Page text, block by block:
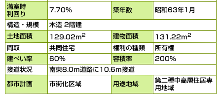
満室時
利回り
7.70％ 築年数 昭和63年1月
構造・規模 木造 2階建
土地面積 129.02ｍ2 建物面積 131.22ｍ2
間取 共同住宅 権利の種類 所有権
建ぺい率 60％ 容積率 200％
接道状況 南東8.0ｍ道路に10.6ｍ接道
都市計画 市街化区域 用途地域
第二種中高層住居専
用地域